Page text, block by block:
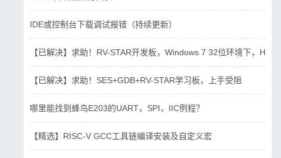
IDE或控制台下载调试报错（持续更新）
【已解决】求助！RV-STAR开发板，Windows 7 32位环境下，
【已解决】求助！SES+GDB+RV-STAR学习板，上手受阻
哪里能找到蜂鸟E203的UART，SPI，IIC例程？
【精选】RISC-V GCC工具链编译安装及自定义宏